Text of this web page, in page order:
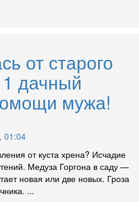
от старого
1 дачный
мужа!
01:04
от куста хрена? Исчадие
Медуза Горгона в саду —
новая или две новых. Гроза
...